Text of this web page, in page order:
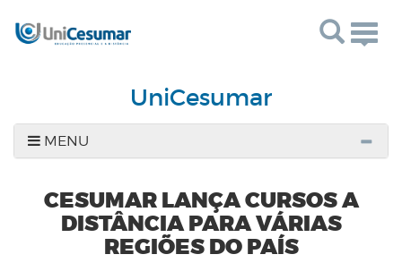
UniCesumar
MENU
CESUMAR LANÇA CURSOS A
DISTÂNCIA PARA VÁRIAS
REGIÕES DO PAÍS